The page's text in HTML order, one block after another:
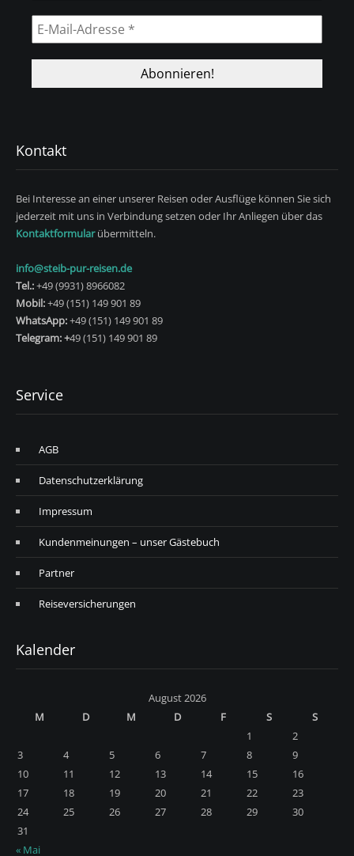
Kontakt
Bei Interesse an einer unserer Reisen oder Ausflüge können Sie sich
jederzeit mit uns in Verbindung setzen oder Ihr Anliegen über das
Kontaktformularübermitteln.
info@steib-pur-reisen.de
Tel.:+49 (9931) 8966082
Mobil:+49 (151) 149 901 89
WhatsApp:+49 (151) 149 901 89
Telegram: +49 (151) 149 901 89
Service
AGB
Datenschutzerklärung
Impressum
Kundenmeinungen – unser Gästebuch
Partner
Reiseversicherungen
Kalender
August 2026
M
D M D F S
S
1
2
3
4 5 6 7 8
9
10
11 12 13 14 15
16
17
18 19 20 21 22
23
24
25 26 27 28 29
30
31
« Mai